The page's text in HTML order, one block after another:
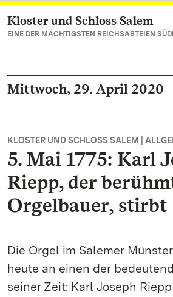
Zum Hauptinhalt springen
Kloster und Schloss Salem
EINE DER MÄCHTIGSTEN REICHSABTEIEN
Mittwoch, 29. April 2020
KLOSTER UND SCHLOSS SALEM |
5. Mai 1775: Karl
Riepp, der
Orgelbauer, stirbt
Die Orgel im Salemer
heute an einen der
seiner Zeit: Karl Joseph Riepp